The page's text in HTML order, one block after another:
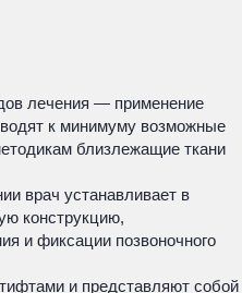
лечения — применение
к минимуму возможные
близлежащие ткани
врач устанавливает в
конструкцию,
и фиксации позвоночного
и представляют собой